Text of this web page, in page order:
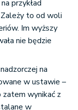
przykład
to od woli
Im wyższy
nie będzie
na
w ustawie –
zatem wynikać z
w